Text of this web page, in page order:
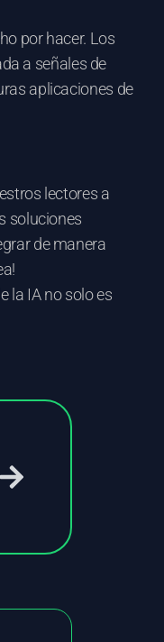
por hacer. Los
a señales de
aplicaciones de
lectores a
soluciones
de manera
la IA no solo es